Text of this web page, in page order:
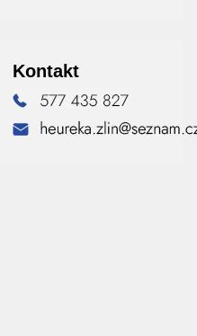
Kontakt